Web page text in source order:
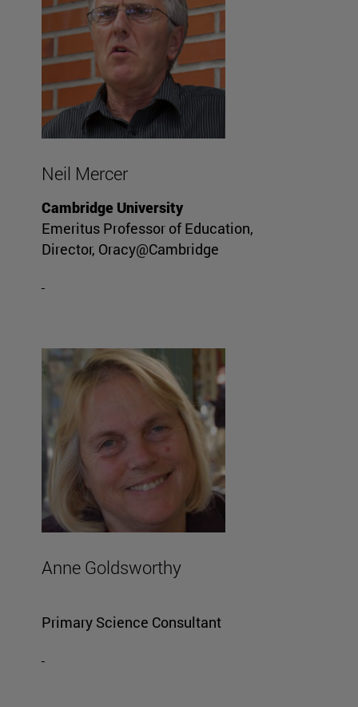
Neil Mercer
Cambridge University
Emeritus Professor of Education,
Director, Oracy@Cambridge
Anne Goldsworthy
Primary Science Consultant